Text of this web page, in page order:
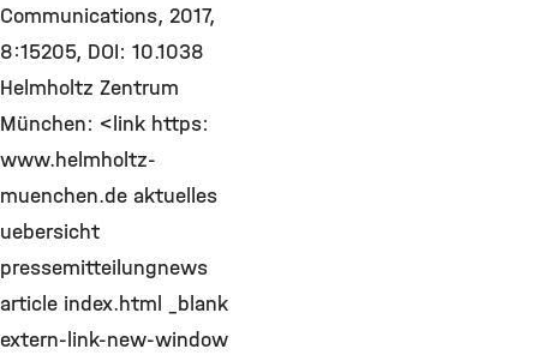
Communications, 2017,
8:15205, DOI: 10.1038
Helmholtz Zentrum
München: <link https:
www.helmholtz-
muenchen.de aktuelles
uebersicht
pressemitteilungnews
article index.html _blank
extern-link-new-window